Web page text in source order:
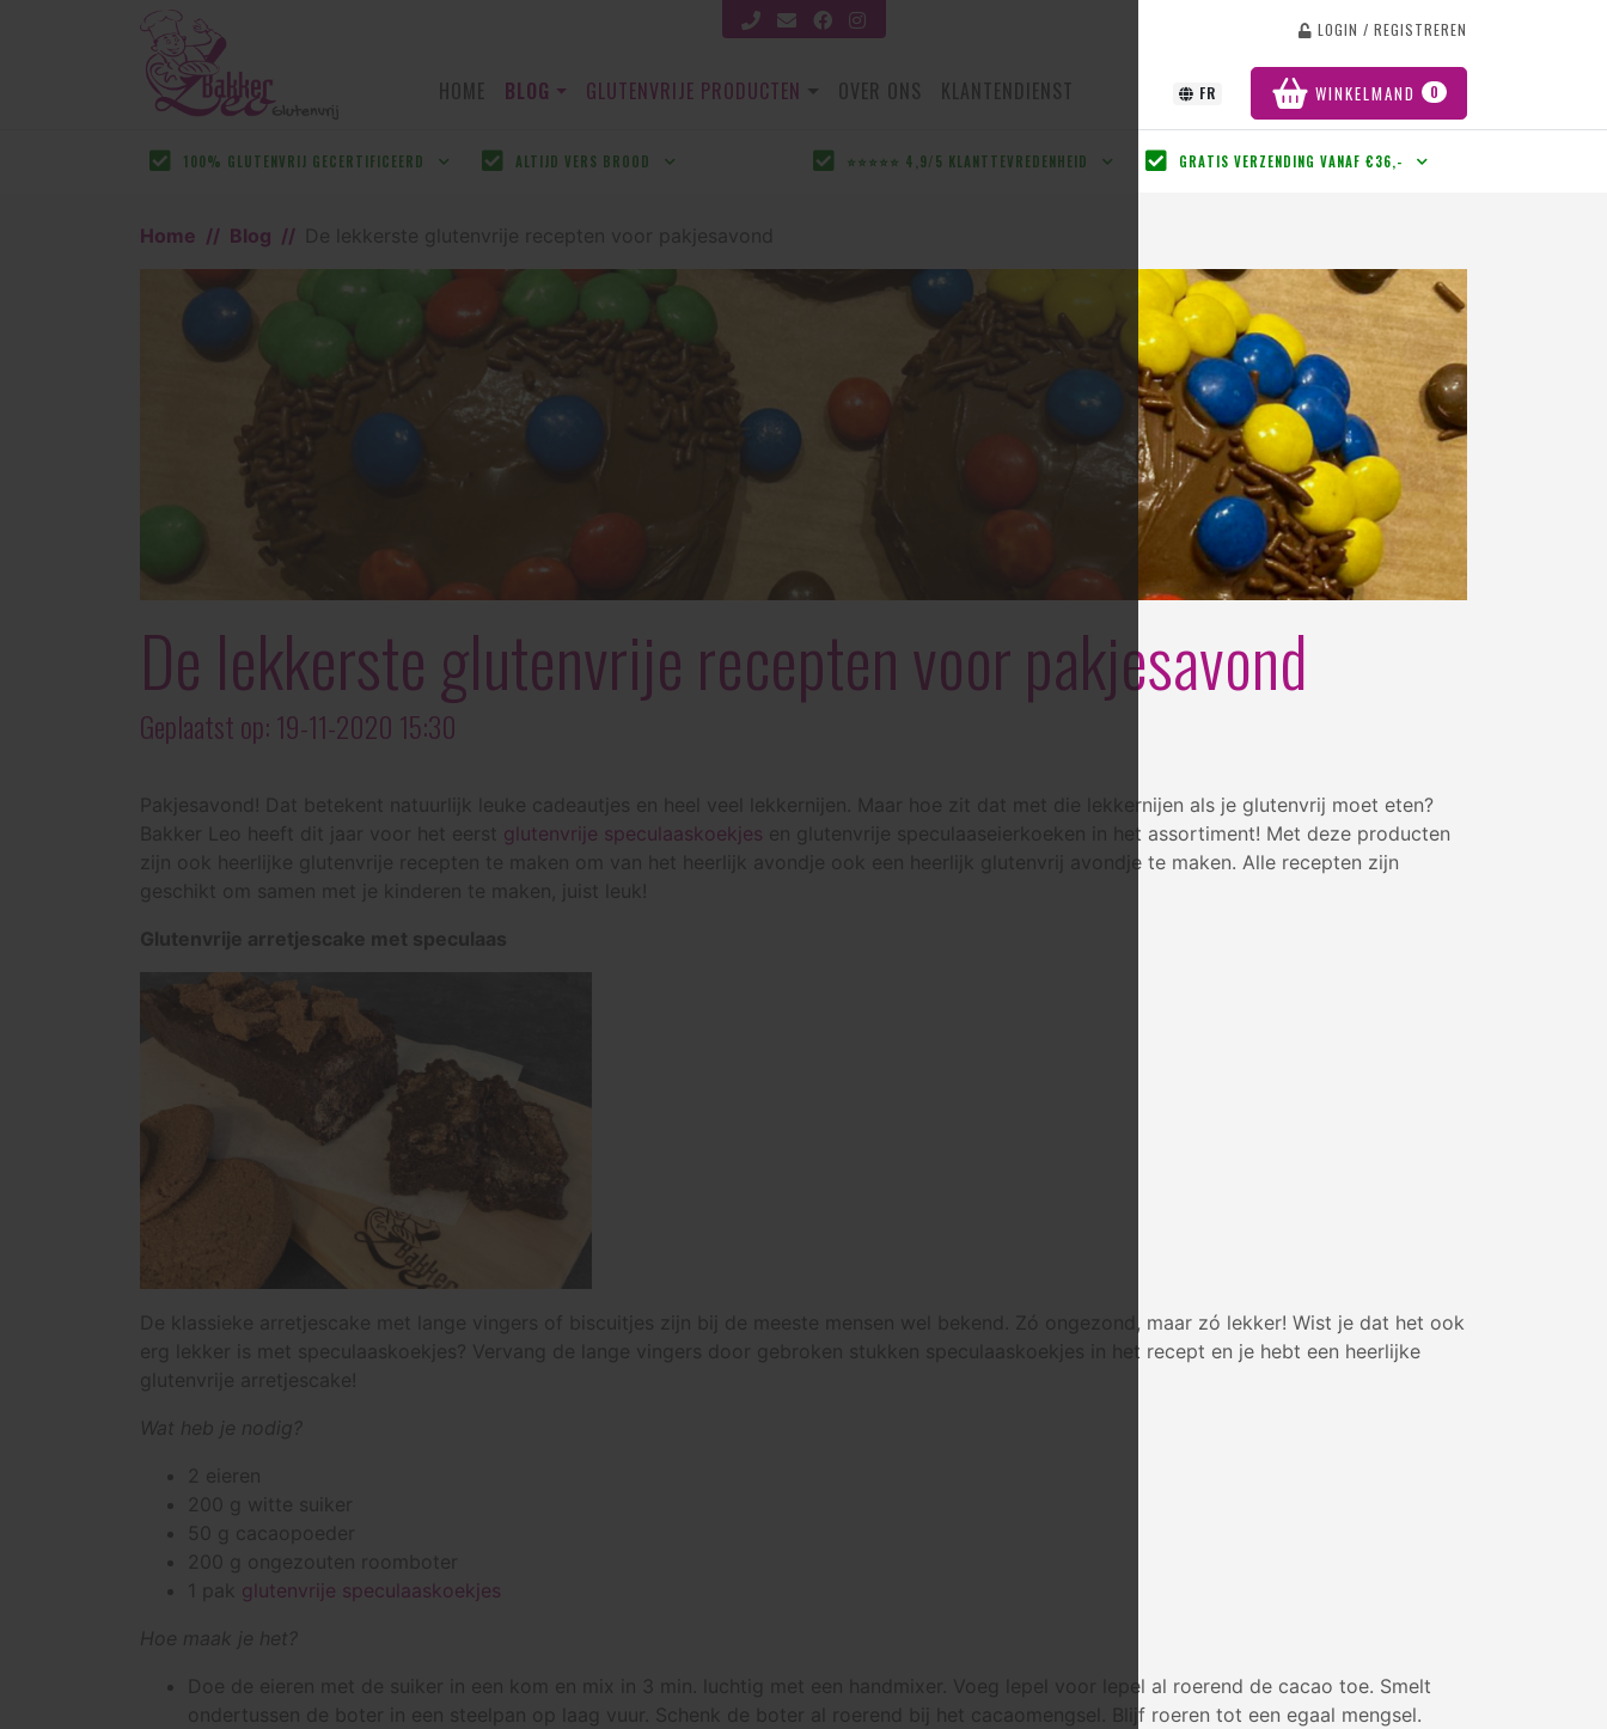
HOME BLOG GLUTENVRIJE PRODUCTEN OVER ONS KLANTENDIENST
LOGIN / REGISTREREN
FR WINKELMAND 0
100% GLUTENVRIJ GECERTIFICEERD ALTIJD VERS BROOD ⭐⭐⭐⭐⭐ 4,9/5 KLANTTEVREDENHEID GRATIS VERZENDING VANAF €36,-
Home Blog De lekkerste glutenvrije recepten voor pakjesavond
De lekkerste glutenvrije recepten voor pakjesavond
Geplaatst op: 19-11-2020 15:30
Pakjesavond! Dat betekent natuurlijk leuke cadeautjes en heel veel lekkernijen. Maar hoe zit dat met die lekkernijen als je glutenvrij moet eten?
Bakker Leo heeft dit jaar voor het eerst glutenvrije speculaaskoekjes en glutenvrije speculaaseierkoeken in het assortiment! Met deze producten
zijn ook heerlijke glutenvrije recepten te maken om van het heerlijk avondje ook een heerlijk glutenvrij avondje te maken. Alle recepten zijn
geschikt om samen met je kinderen te maken, juist leuk!
Glutenvrije arretjescake met speculaas
De klassieke arretjescake met lange vingers of biscuitjes zijn bij de meeste mensen wel bekend. Zó ongezond, maar zó lekker! Wist je dat het ook
erg lekker is met speculaaskoekjes? Vervang de lange vingers door gebroken stukken speculaaskoekjes in het recept en je hebt een heerlijke
glutenvrije arretjescake!
Wat heb je nodig?
2 eieren
200 g witte suiker
50 g cacaopoeder
200 g ongezouten roomboter
1 pak glutenvrije speculaaskoekjes
Hoe maak je het?
Doe de eieren met de suiker in een kom en mix in 3 min. luchtig met een handmixer. Voeg lepel voor lepel al roerend de cacao toe. Smelt
ondertussen de boter in een steelpan op laag vuur. Schenk de boter al roerend bij het cacaomengsel. Blijf roeren tot een egaal mengsel.